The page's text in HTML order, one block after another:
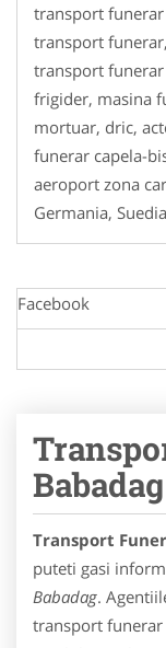
transport
transport
transport
frigider, masina
mortuar, dric,
funerar capela-
aeroport zona
Germania,
Facebook
Babadag
Transport
puteti gasi
Babadag.
transport funerar